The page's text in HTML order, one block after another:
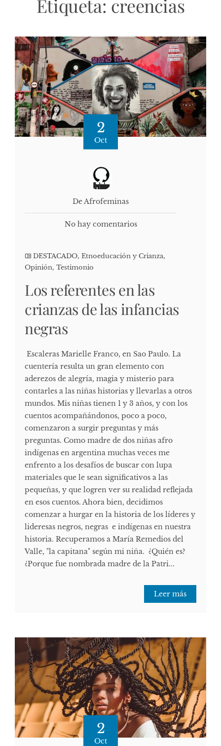
Etiqueta: creencias
2
Oct
De Afrofeminas
No hay comentarios
DESTACADO, Etnoeducación y Crianza,
Opinión, Testimonio
Los referentes en las
crianzas de las infancias
negras
Escaleras Marielle Franco, en Sao Paulo. La
cuentería resulta un gran elemento con
aderezos de alegría, magia y misterio para
contarles a las niñas historias y llevarlas a otros
mundos. Mis niñas tienen 1 y 3 años, y con los
cuentos acompañándonos, poco a poco,
comenzaron a surgir preguntas y más
preguntas. Como madre de dos niñas afro
indígenas en argentina muchas veces me
enfrento a los desafíos de buscar con lupa
materiales que le sean significativos a las
pequeñas, y que logren ver su realidad reflejada
en esos cuentos. Ahora bien, decidimos
comenzar a hurgar en la historia de los líderes y
lideresas negros, negras e indígenas en nuestra
historia. Recuperamos a María Remedios del
Valle, "la capitana" según mi niña. ¿Quién es?
¿Porque fue nombrada madre de la Patri...
Leer más
2
Oct